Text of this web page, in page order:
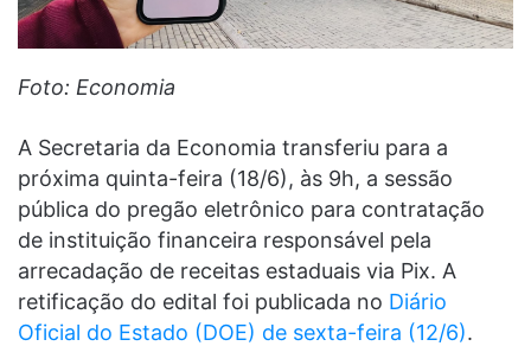
Foto: Economia
A Secretaria da Economia transferiu para a
próxima quinta-feira (18/6), às 9h, a sessão
pública do pregão eletrônico para contratação
de instituição financeira responsável pela
arrecadação de receitas estaduais via Pix. A
retificação do edital foi publicada no Diário
Oficial do Estado (DOE) de sexta-feira (12/6).